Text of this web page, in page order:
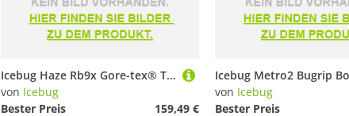
Icebug Haze Rb9x Gore-tex® Trail Running Shoes Schwarz EU 42 1/2 Mann
von Icebug
Bester Preis
159,49 €
von Icebug
Bester Preis